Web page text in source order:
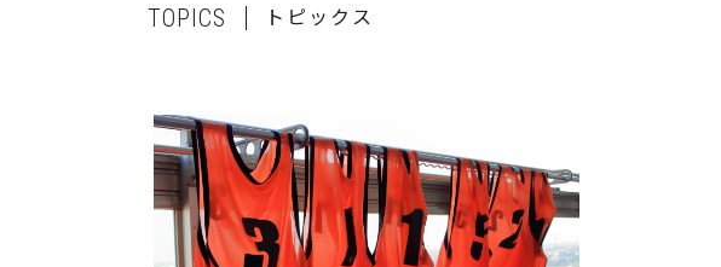
TOPICS ト ピ ッ ク ス